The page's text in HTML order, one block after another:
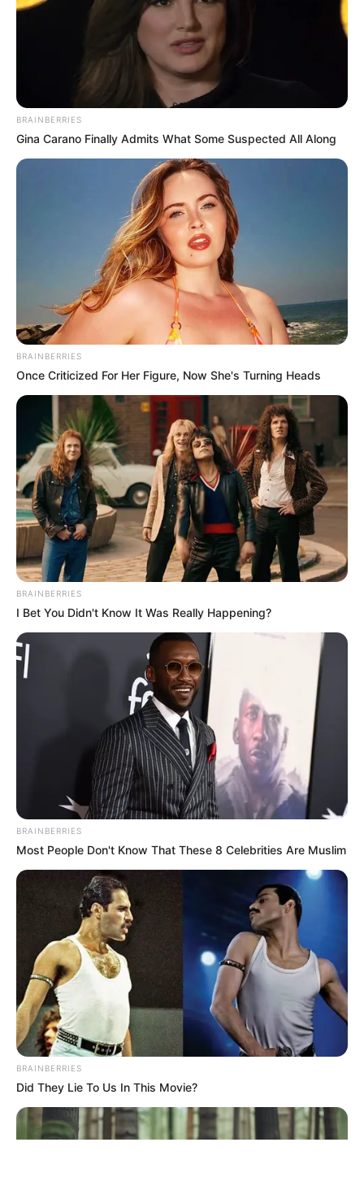
TAGS
ΚΑΤΟΥΝΙΑ
ΠΑΡΑΛΙΕΣ ΕΥΒΟΙΑΣ
ΤΑΥΤΟΤΗΤΑ ΚΑΙ ΕΠΙΚΟΙΝΩΝΙΑ ΟΡΟΙ ΧΡΗΣΗΣ
© 2025 EVIANEWS του Γιώργου Κουτσελίνη
BRAINBERRIES
Gina Carano Finally Admits What Some Suspected All Along
BRAINBERRIES
Once Criticized For Her Figure, Now She's Turning Heads
BRAINBERRIES
I Bet You Didn't Know It Was Really Happening?
BRAINBERRIES
Most People Don't Know That These 8 Celebrities Are Muslim
BRAINBERRIES
Did They Lie To Us In This Movie?